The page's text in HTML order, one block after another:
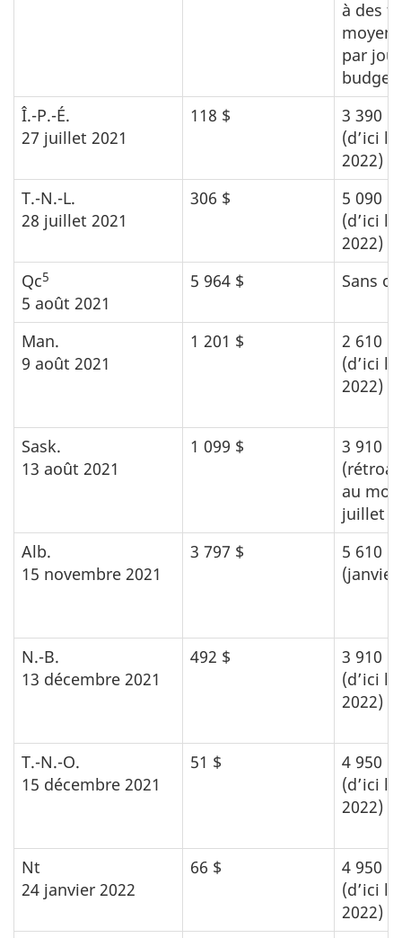
à des
par
budget
Î.-P.-É.
27 juillet 2021
118 $
3 390 $
(d’ici
2022)
T.-N.-L.
28 juillet 2021
306 $
5 090 $
(d’ici
2022)
Qc5
5 août 2021
5 964 $ Sans
Man.
9 août 2021
1 201 $
2 610 $
(d’ici
2022)
Sask.
13 août 2021
1 099 $
3 910 $
au
juillet
Alb.
15 novembre 2021
3 797 $
5 610 $
(janvier
N.-B.
13 décembre 2021
492 $
3 910 $
(d’ici
2022)
T.-N.-O.
15 décembre 2021
51 $
4 950 $
(d’ici
2022)
Nt
24 janvier 2022
66 $
4 950 $
(d’ici
2022)